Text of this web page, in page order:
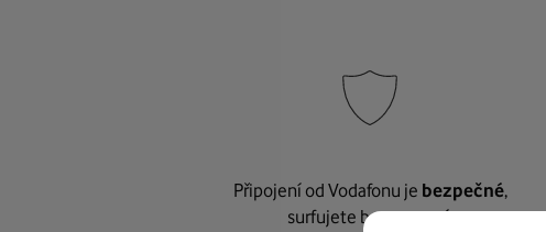
Připojení od Vodafonu je bezpečné,
surfujete bez starostí.